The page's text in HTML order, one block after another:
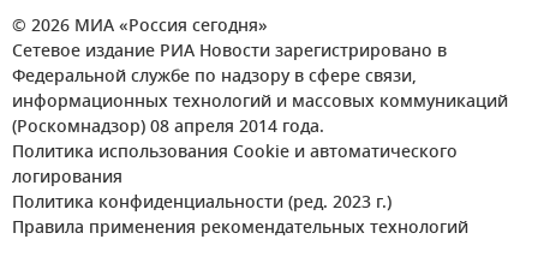
© 2026 МИА «Россия сегодня»
Сетевое издание РИА Новости зарегистрировано в
Федеральной службе по надзору в сфере связи,
информационных технологий и массовых коммуникаций
(Роскомнадзор) 08 апреля 2014 года.
Политика использования Cookie и автоматического
логирования
Политика конфиденциальности (ред. 2023 г.)
Правила применения рекомендательных технологий